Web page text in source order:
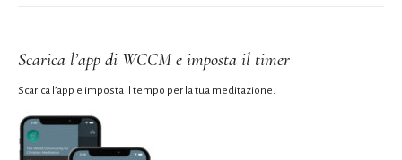
Scarica l’app di WCCM e imposta il timer
Scarica l’app e imposta il tempo per la tua meditazione.